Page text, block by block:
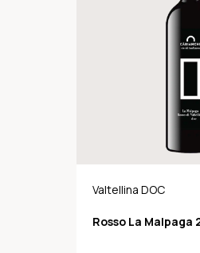
Valtellina DOC
Rosso La Malpaga